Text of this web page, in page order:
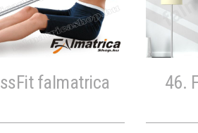
falmatrica 46.